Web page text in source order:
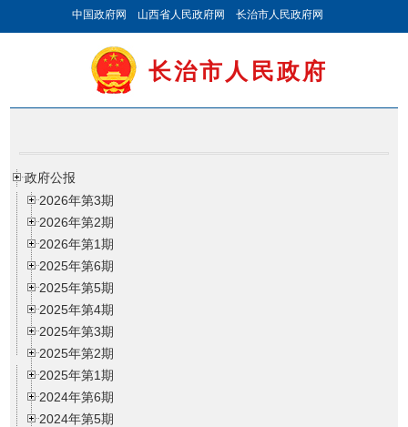
中国政府网 山西省人民政府网 长治市人民政府网
长治市人民政府
政府公报
2026年第3期
2026年第2期
2026年第1期
2025年第6期
2025年第5期
2025年第4期
2025年第3期
2025年第2期
2025年第1期
2024年第6期
2024年第5期